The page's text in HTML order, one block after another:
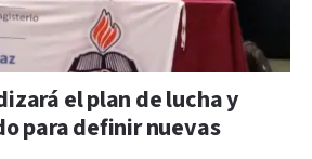
el plan de lucha y
para definir nuevas